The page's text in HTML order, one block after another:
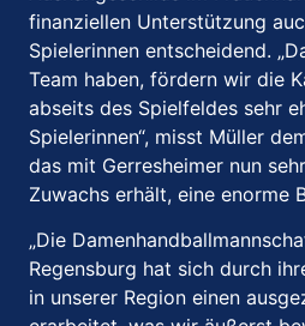
finanziellen Unterstützung
Spielerinnen entscheidend.
Team haben, fördern wir die
abseits des Spielfeldes sehr
Spielerinnen“, misst Müller
das mit Gerresheimer nun
Zuwachs erhält, eine enorme
„Die
Regensburg hat sich durch
in unserer Region einen